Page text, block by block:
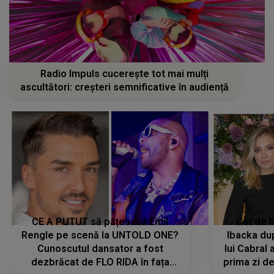
Radio Impuls cucerește tot mai mulți
ascultători: creșteri semnificative în audiență
CE A PUTUT să pățească Emil
Rengle pe scenă la UNTOLD ONE?
Cunoscutul dansator a fost
dezbrăcat de FLO RIDA în fața
Cât de
Ibacka
lui Cabral
prima zi